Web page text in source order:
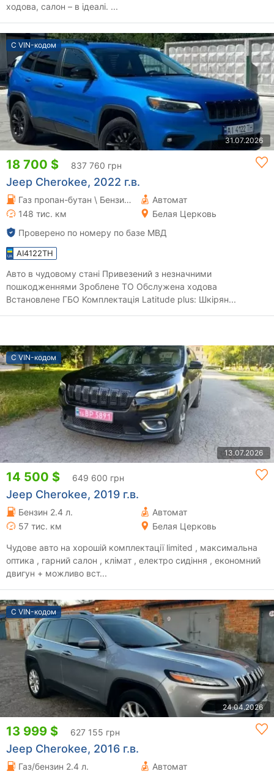
ходова, салон – в ідеалі. ...
С VIN-кодом
31.07.2026
18 700 $ 837 760 грн
Jeep Cherokee, 2022 г.в.
Газ пропан-бутан \ Бензин 3.24 л.
Автомат
148 тис. км
Белая Церковь
Проверено по номеру по базе МВД
AI4122TH
Авто в чудовому стані Привезений з незначними
пошкодженнями Зроблене ТО Обслужена ходова
Встановлене ГБО Комплектація Latitude plus: Шкірян...
С VIN-кодом
13.07.2026
14 500 $ 649 600 грн
Jeep Cherokee, 2019 г.в.
Бензин 2.4 л.
Автомат
57 тис. км
Белая Церковь
Чудове авто на хорошій комплектації limited , максимальна
оптика , гарний салон , клімат , електро сидіння , економний
двигун + можливо вст...
С VIN-кодом
24.04.2026
13 999 $ 627 155 грн
Jeep Cherokee, 2016 г.в.
Газ/бензин 2.4 л.
Автомат